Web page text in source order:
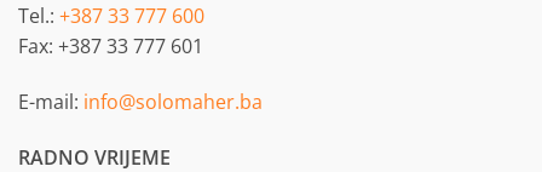
Tel.: +387 33 777 600
Fax: +387 33 777 601
E-mail: info@solomaher.ba
RADNO VRIJEME